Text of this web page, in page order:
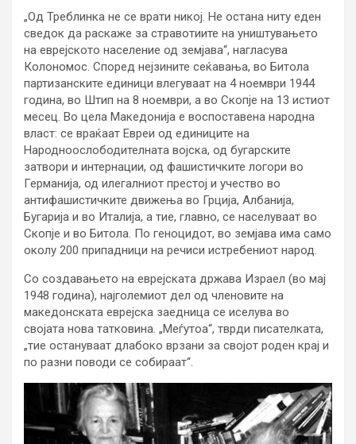
„Од Треблинка не се врати никој. Не остана ниту еден
сведок да раскаже за стравотиите на уништувањето
на еврејското население од земјава“, нагласува
Колономос. Според нејзините сеќавања, во Битола
партизанските единици влегуваат на 4 ноември 1944
година, во Штип на 8 ноември, а во Скопје на 13 истиот
месец. Во цела Македонија е воспоставена народна
власт: се враќаат Евреи од единиците на
Народноослободителната војска, од бугарските
затвори и интернации, од фашистичките логори во
Германија, од илегалниот престој и учество во
антифашистичките движења во Грција, Албанија,
Бугарија и во Италија, а тие, главно, се населуваат во
Скопје и во Битола. По геноцидот, во земјава има само
околу 200 припадници на речиси истребениот народ.
Со создавањето на еврејската држава Израел (во мај
1948 година), најголемиот дел од членовите на
македонската еврејска заедница се иселува во
својата нова татковина. „Меѓутоа“, тврди писателката,
„тие остануваат длабоко врзани за својот роден крај и
по разни поводи се собираат“.